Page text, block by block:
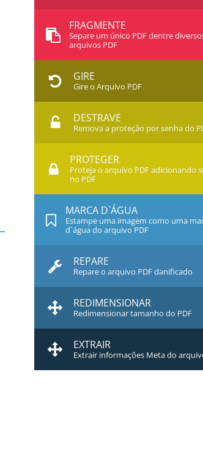
FRAGMENTE
Separe um único PDF dentre
arquivos PDF
GIRE
Gire o Arquivo PDF
DESTRAVE
Remova a proteção por senha do
PROTEGER
Proteja o arquivo PDF adicionando
no PDF
MARCA D`ÁGUA
Estampe uma imagem como uma
d`água do arquivo PDF
REPARE
Repare o arquivo PDF danificado
REDIMENSIONAR
Redimensionar tamanho do PDF
EXTRAIR
Extrair informações Meta do